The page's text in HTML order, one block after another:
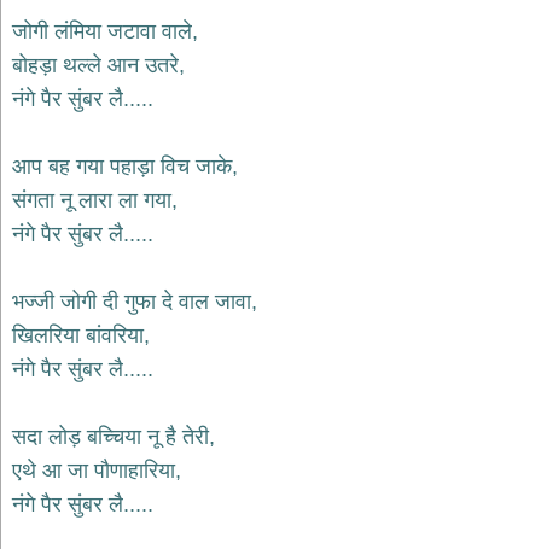
भजन
krishna
bhajans
शिव
bhajans
हनुमान
भजन
साईं
भजन
sai
bhajans
भजन
jain
bhajans
जोगी लंमिया जटावा वाले,
बोहड़ा थल्ले आन उतरे,
नंगे पैर सुंबर लै.....
आप बह गया पहाड़ा विच जाके,
संगता नू लारा ला गया,
नंगे पैर सुंबर लै.....
भज्जी जोगी दी गुफा दे वाल जावा,
खिलरिया बांवरिया,
नंगे पैर सुंबर लै.....
सदा लोड़ बच्चिया नू है तेरी,
एथे आ जा पौणाहारिया,
नंगे पैर सुंबर लै.....